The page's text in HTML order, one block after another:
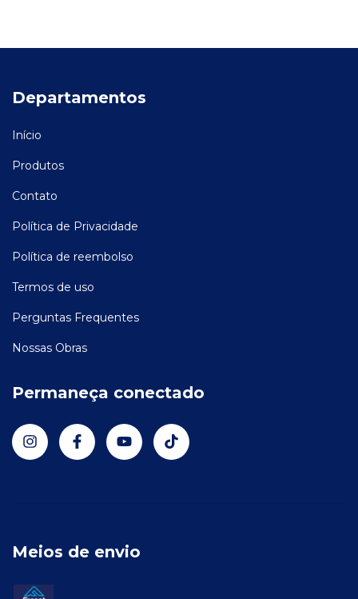
Departamentos
Início
Produtos
Contato
Política de Privacidade
Política de reembolso
Termos de uso
Perguntas Frequentes
Nossas Obras
Permaneça conectado
Meios de envio